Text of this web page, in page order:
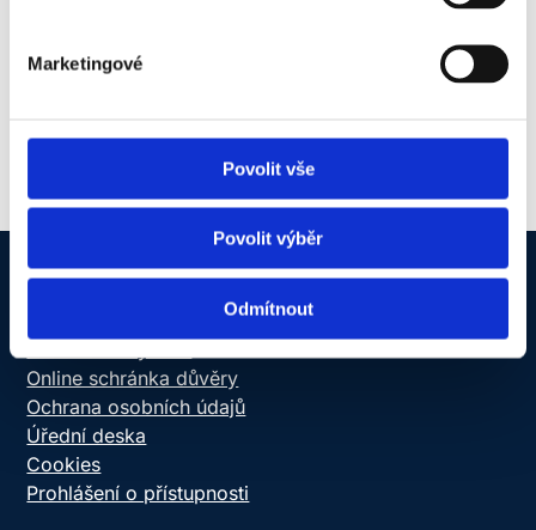
Marketingové
Povolit vše
Povolit výběr
Odmítnout
Online schránka důvěry
Ochrana osobních údajů
Úřední deska
Cookies
Prohlášení o přístupnosti